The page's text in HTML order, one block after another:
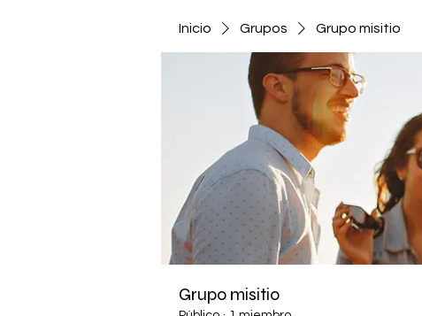
Inicio Grupos Grupo misitio
Grupo misitio